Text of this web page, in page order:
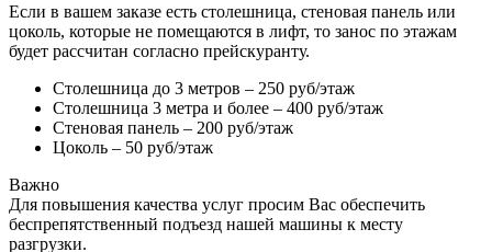
Если в вашем заказе есть столешница, стеновая панель или
цоколь, которые не помещаются в лифт, то занос по этажам
будет рассчитан согласно прейскуранту.
Столешница до 3 метров – 250 руб/этаж
Столешница 3 метра и более – 400 руб/этаж
Стеновая панель – 200 руб/этаж
Цоколь – 50 руб/этаж
Важно
Для повышения качества услуг просим Вас обеспечить
беспрепятственный подъезд нашей машины к месту
разгрузки.